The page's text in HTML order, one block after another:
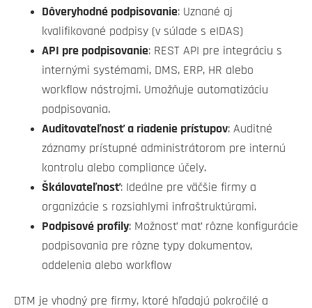
Dôveryhodné podpisovanie: Uznané aj
kvalifikované podpisy (v súlade s eIDAS)
API pre podpisovanie: REST API pre integráciu s
internými systémami, DMS, ERP, HR alebo
workflow nástrojmi. Umožňuje automatizáciu
podpisovania.
Auditovateľnosť a riadenie prístupov: Auditné
záznamy prístupné administrátorom pre internú
kontrolu alebo compliance účely.
Škálovateľnosť: Ideálne pre väčšie firmy a
organizácie s rozsiahlymi infraštruktúrami.
Podpisové profily: Možnosť mať rôzne konfigurácie
podpisovania pre rôzne typy dokumentov,
oddelenia alebo workflow
DTM je vhodný pre firmy, ktoré hľadajú pokročilé a